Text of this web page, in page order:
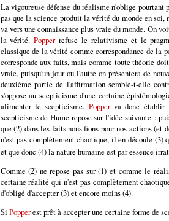
La vigoureuse défense du réalisme n'oblige
pas que la science produit la vérité du monde en
va vers une connaissance plus vraie du monde. On
la vérité.Popperrefuse le relativisme et le
classique de la vérité comme correspondance de la
corresponde aux faits, mais comme toute théorie
vraie, puisqu'un jour ou l'autre on présentera de
deuxième partie de l'affirmation semble-t-elle
s'oppose au scepticisme d'une certaine
alimenter le scepticisme. Popperva donc établir
scepticisme de Hume repose sur l'idée suivante :
que (2) dans les faits nous fions pour nos actions (et
n'est pas complètement chaotique, il en découle
et que donc (4) la nature humaine est par essence
Comme (2) ne repose pas sur (1) et comme le
certaine réalité qui n'est pas complètement
d'obligé d'accepter (3) et encore moins (4).
Si Popperest prêt à accepter une certaine forme de